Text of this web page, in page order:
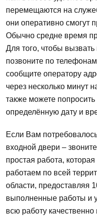
перемещаются на
они оперативно смогут
Обычно средне время
Для того, чтобы
позвоните по
сообщите оператору
через несколько минут
также можете
определённую дату и
Если Вам
входной двери –
простая работа,
работаем по всей
области, предоставляя
выполненные работы и
всю работу